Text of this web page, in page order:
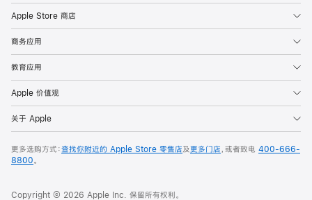
Apple Store 商店
商务应用
教育应用
Apple 价值观
关于 Apple
更多选购方式：查找你附近的 Apple Store 零售店及更多门店，或者致电 400-666-
8800。
Copyright © 2026 Apple Inc. 保留所有权利。